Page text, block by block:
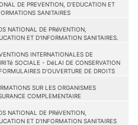
DE PREVENTION, D'EDUCATION ET
SANITAIRES
NATIONAL DE PRéVENTION,
ET D'INFORMATION SANITAIRES.
INTERNATIONALES DE
SOCIALE - DéLAI DE CONSERVATION
D'OUVERTURE DE DROITS
SUR LES ORGANISMES
COMPLEMENTAIRE
NATIONAL DE PRéVENTION,
ET D'INFORMATION SANITAIRES